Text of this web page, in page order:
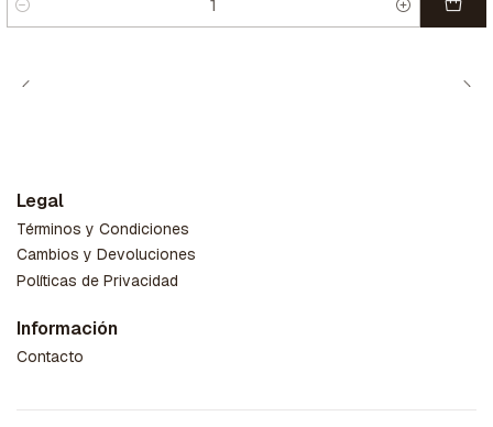
Cantidad
Legal
Términos y Condiciones
Cambios y Devoluciones
Políticas de Privacidad
Información
Contacto